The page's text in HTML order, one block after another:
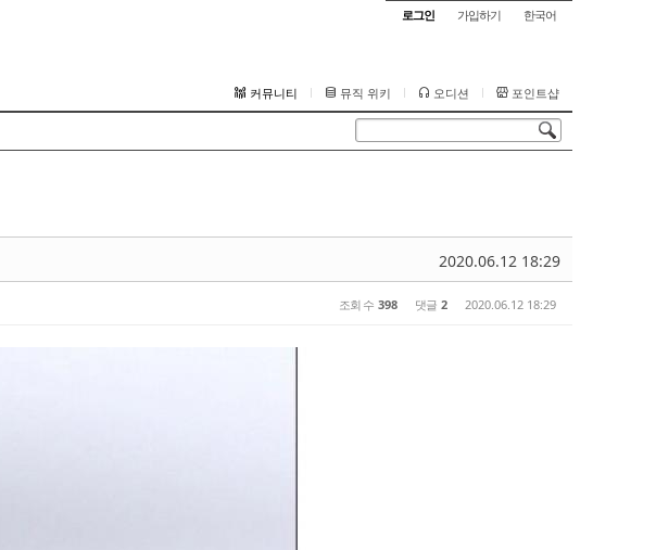
로그인 가입하기 한국어
커뮤니티 뮤직 위키 오디션 포인트샵
2020.06.12 18:29
조회 수 398 댓글 2 2020.06.12 18:29